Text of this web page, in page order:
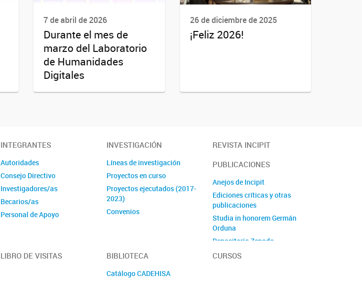
7 de abril de 2026
Durante el mes de
marzo del Laboratorio
de Humanidades
Digitales
26 de diciembre de 2025
¡Feliz 2026!
INTEGRANTES
Autoridades
Consejo Directivo
Investigadores/as
Becarios/as
Personal de Apoyo
INVESTIGACIÓN
Líneas de investigación
Proyectos en curso
Proyectos ejecutados (2017-
2023)
Convenios
REVISTA INCIPIT
PUBLICACIONES
Anejos de Incipit
Ediciones críticas y otras
publicaciones
Studia in honorem Germán
Orduna
Repositorio Zenodo
LIBRO DE VISITAS BIBLIOTECA
Catálogo CADEHISA
CURSOS